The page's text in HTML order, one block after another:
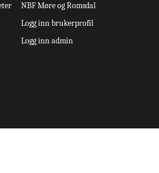
NBF Møre og Romsdal
Logg inn brukerprofil
Logg inn admin